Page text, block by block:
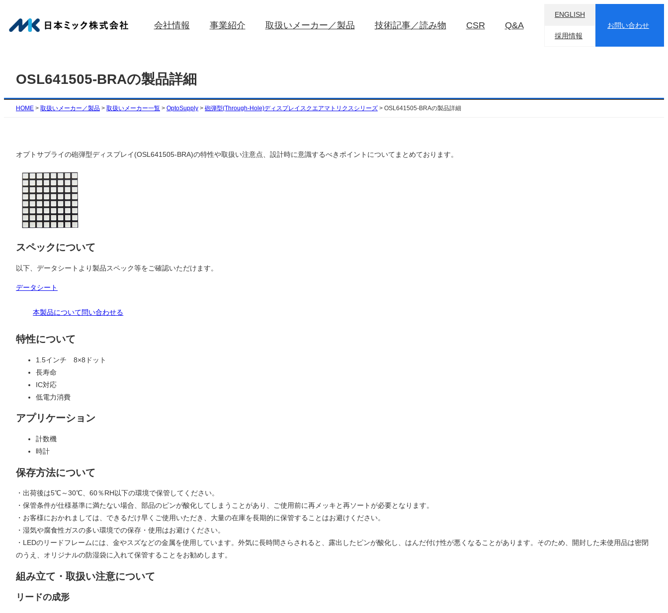
を
会社情報 事業紹介 取扱いメーカー／製品 技術記事／読み物 CSR Q&A
ENGLISH
採用情報
お問い合わせ
OSL641505-BRAの製品詳細
HOME > 取扱いメーカー／製品 > 取扱いメーカー一覧 > OptoSupply > 砲弾型(Through-Hole)ディスプレイスクエアマトリクスシリーズ > OSL641505-BRAの製品詳細
オプトサプライの砲弾型ディスプレイ(OSL641505-BRA)の特性や取扱い注意点、設計時に意識するべきポイントについてまとめております。
スペックについて
以下、データシートより製品スペック等をご確認いただけます。
データシート
本製品について問い合わせる
特性について
1.5インチ 8×8ドット
長寿命
IC対応
低電力消費
アプリケーション
計数機
時計
保存方法について
・出荷後は5℃～30℃、60％RH以下の環境で保管してください。
・保管条件が仕様基準に満たない場合、部品のピンが酸化してしまうことがあり、ご使用前に再メッキと再ソートが必要となります。
・お客様におかれましては、できるだけ早くご使用いただき、大量の在庫を長期的に保管することはお避けください。
・湿気や腐食性ガスの多い環境での保存・使用はお避けください。
・LEDのリードフレームには、金やスズなどの金属を使用しています。外気に長時間さらされると、露出したピンが酸化し、はんだ付け性が悪くなることがあります。そのため、開封した未使用品は密閉
のうえ、オリジナルの防湿袋に入れて保管することをお勧めします。
組み立て・取扱い注意について
リードの成形